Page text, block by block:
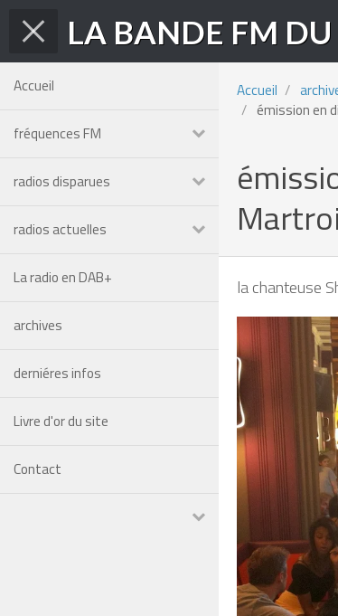
LA BANDE FM
Accueil
fréquences FM
radios disparues
radios actuelles
La radio en DAB+
archives
derniéres infos
Livre d'or du site
Contact
Accueil
émission en
la chanteuse